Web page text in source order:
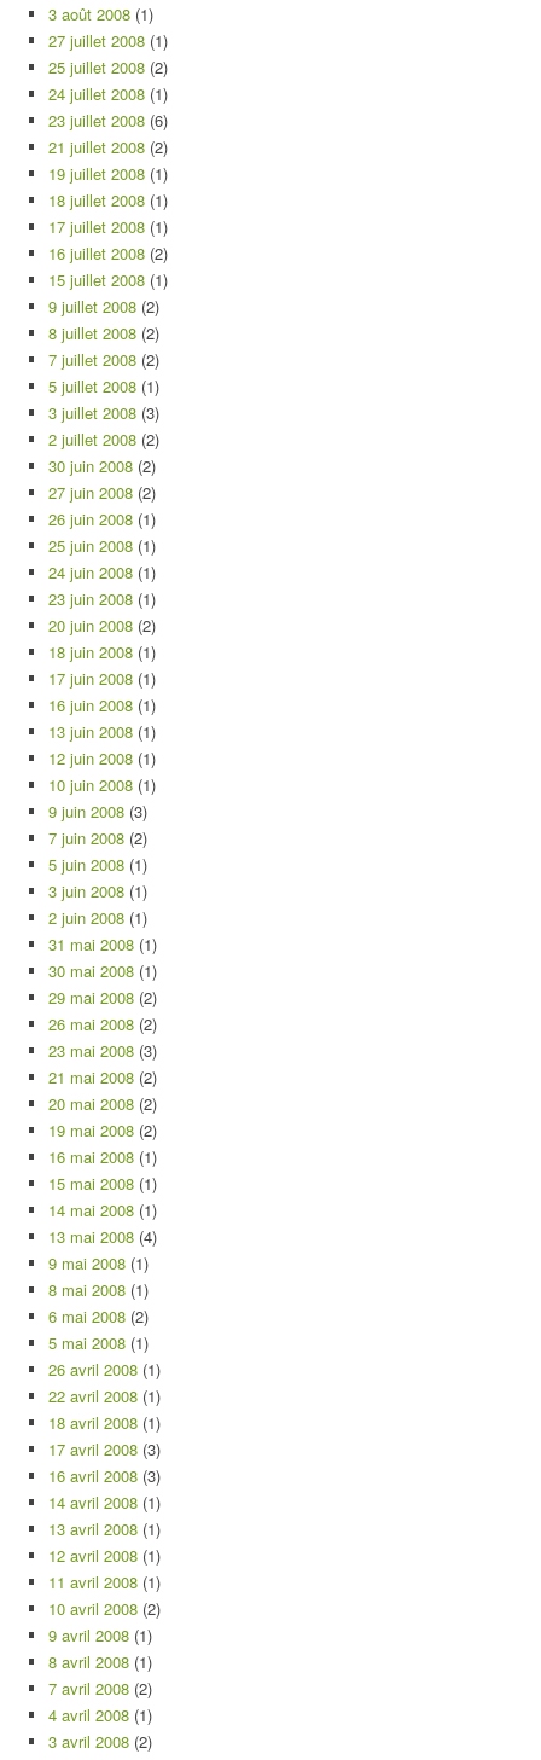
3 août 2008 (1)
27 juillet 2008 (1)
25 juillet 2008 (2)
24 juillet 2008 (1)
23 juillet 2008 (6)
21 juillet 2008 (2)
19 juillet 2008 (1)
18 juillet 2008 (1)
17 juillet 2008 (1)
16 juillet 2008 (2)
15 juillet 2008 (1)
9 juillet 2008 (2)
8 juillet 2008 (2)
7 juillet 2008 (2)
5 juillet 2008 (1)
3 juillet 2008 (3)
2 juillet 2008 (2)
30 juin 2008 (2)
27 juin 2008 (2)
26 juin 2008 (1)
25 juin 2008 (1)
24 juin 2008 (1)
23 juin 2008 (1)
20 juin 2008 (2)
18 juin 2008 (1)
17 juin 2008 (1)
16 juin 2008 (1)
13 juin 2008 (1)
12 juin 2008 (1)
10 juin 2008 (1)
9 juin 2008 (3)
7 juin 2008 (2)
5 juin 2008 (1)
3 juin 2008 (1)
2 juin 2008 (1)
31 mai 2008 (1)
30 mai 2008 (1)
29 mai 2008 (2)
26 mai 2008 (2)
23 mai 2008 (3)
21 mai 2008 (2)
20 mai 2008 (2)
19 mai 2008 (2)
16 mai 2008 (1)
15 mai 2008 (1)
14 mai 2008 (1)
13 mai 2008 (4)
9 mai 2008 (1)
8 mai 2008 (1)
6 mai 2008 (2)
5 mai 2008 (1)
26 avril 2008 (1)
22 avril 2008 (1)
18 avril 2008 (1)
17 avril 2008 (3)
16 avril 2008 (3)
14 avril 2008 (1)
13 avril 2008 (1)
12 avril 2008 (1)
11 avril 2008 (1)
10 avril 2008 (2)
9 avril 2008 (1)
8 avril 2008 (1)
7 avril 2008 (2)
4 avril 2008 (1)
3 avril 2008 (2)